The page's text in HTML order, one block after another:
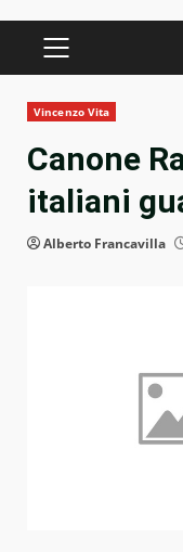
PRIMARY
Vincenzo Vita
Canone
italiani
Alberto Francavilla